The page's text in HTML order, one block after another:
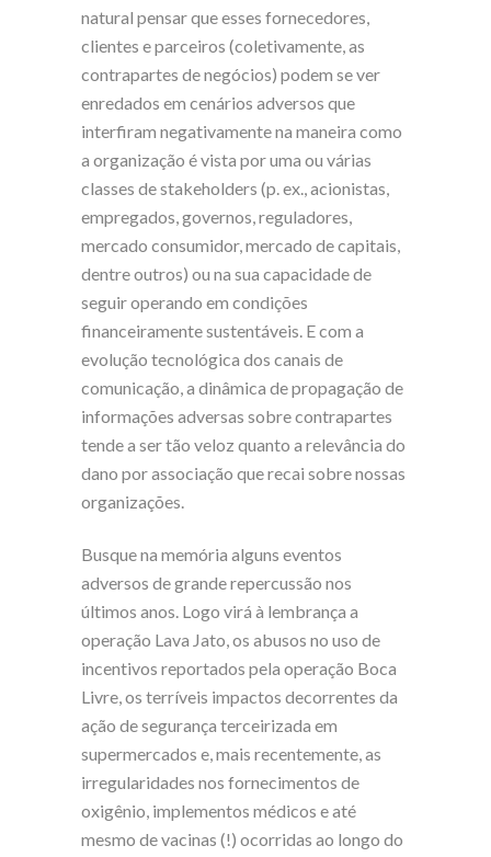
natural pensar que esses fornecedores,
clientes e parceiros (coletivamente, as
contrapartes de negócios) podem se ver
enredados em cenários adversos que
interfiram negativamente na maneira como
a organização é vista por uma ou várias
classes de stakeholders (p. ex., acionistas,
empregados, governos, reguladores,
mercado consumidor, mercado de capitais,
dentre outros) ou na sua capacidade de
seguir operando em condições
financeiramente sustentáveis. E com a
evolução tecnológica dos canais de
comunicação, a dinâmica de propagação de
informações adversas sobre contrapartes
tende a ser tão veloz quanto a relevância do
dano por associação que recai sobre nossas
organizações.
Busque na memória alguns eventos
adversos de grande repercussão nos
últimos anos. Logo virá à lembrança a
operação Lava Jato, os abusos no uso de
incentivos reportados pela operação Boca
Livre, os terríveis impactos decorrentes da
ação de segurança terceirizada em
supermercados e, mais recentemente, as
irregularidades nos fornecimentos de
oxigênio, implementos médicos e até
mesmo de vacinas (!) ocorridas ao longo do